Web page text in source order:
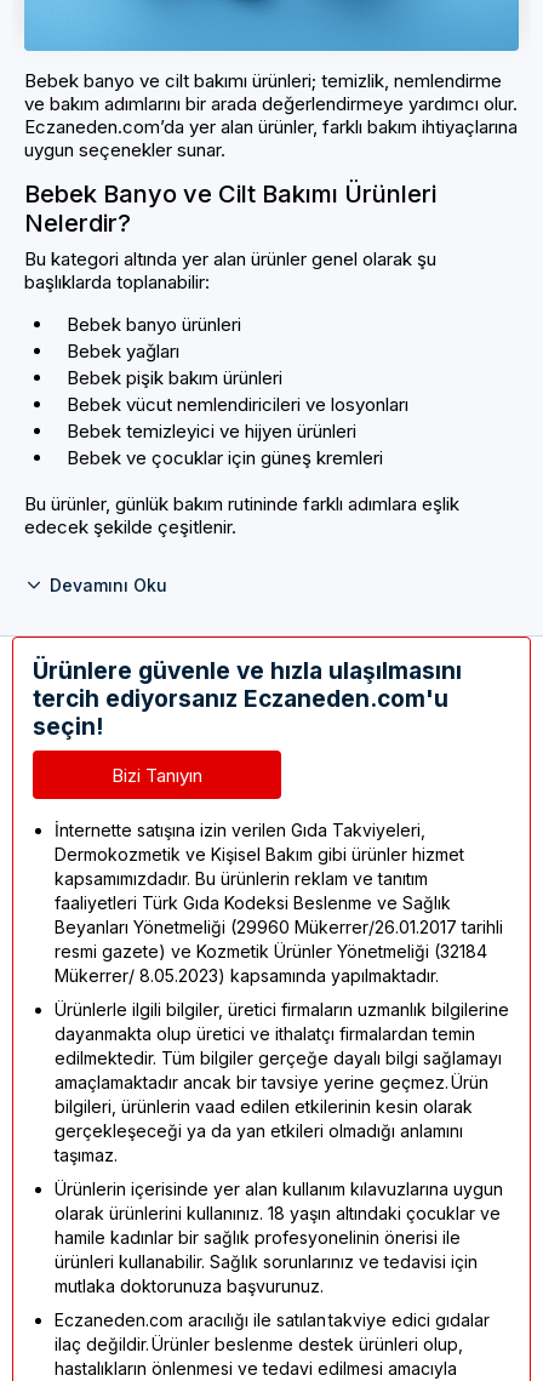
Bebek banyo ve cilt bakımı ürünleri; temizlik, nemlendirme
ve bakım adımlarını bir arada değerlendirmeye yardımcı olur.
Eczaneden.com’da yer alan ürünler, farklı bakım ihtiyaçlarına
uygun seçenekler sunar.
Bebek Banyo ve Cilt Bakımı Ürünleri
Nelerdir?
Bu kategori altında yer alan ürünler genel olarak şu
başlıklarda toplanabilir:
Bebek banyo ürünleri
Bebek yağları
Bebek pişik bakım ürünleri
Bebek vücut nemlendiricileri ve losyonları
Bebek temizleyici ve hijyen ürünleri
Bebek ve çocuklar için güneş kremleri
Bu ürünler, günlük bakım rutininde farklı adımlara eşlik
edecek şekilde çeşitlenir.
Devamını Oku
Ürünlere güvenle ve hızla ulaşılmasını
tercih ediyorsanız Eczaneden.com'u
seçin!
Bizi Tanıyın
İnternette satışına izin verilen Gıda Takviyeleri,
Dermokozmetik ve Kişisel Bakım gibi ürünler hizmet
kapsamımızdadır. Bu ürünlerin reklam ve tanıtım
faaliyetleri Türk Gıda Kodeksi Beslenme ve Sağlık
Beyanları Yönetmeliği (29960 Mükerrer/26.01.2017 tarihli
resmi gazete) ve Kozmetik Ürünler Yönetmeliği (32184
Mükerrer/ 8.05.2023) kapsamında yapılmaktadır.
Ürünlerle ilgili bilgiler, üretici firmaların uzmanlık bilgilerine
dayanmakta olup üretici ve ithalatçı firmalardan temin
edilmektedir. Tüm bilgiler gerçeğe dayalı bilgi sağlamayı
amaçlamaktadır ancak bir tavsiye yerine geçmez. Ürün
bilgileri, ürünlerin vaad edilen etkilerinin kesin olarak
gerçekleşeceği ya da yan etkileri olmadığı anlamını
taşımaz.
Ürünlerin içerisinde yer alan kullanım kılavuzlarına uygun
olarak ürünlerini kullanınız. 18 yaşın altındaki çocuklar ve
hamile kadınlar bir sağlık profesyonelinin önerisi ile
ürünleri kullanabilir. Sağlık sorunlarınız ve tedavisi için
mutlaka doktorunuza başvurunuz.
Eczaneden.com aracılığı ile satılan takviye edici gıdalar
ilaç değildir. Ürünler beslenme destek ürünleri olup,
hastalıkların önlenmesi ve tedavi edilmesi amacıyla